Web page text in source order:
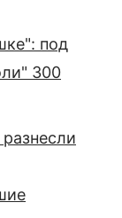
под
300